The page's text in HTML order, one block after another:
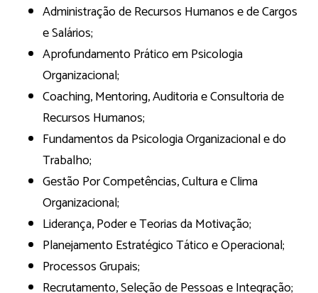
Administração de Recursos Humanos e de Cargos
e Salários;
Aprofundamento Prático em Psicologia
Organizacional;
Coaching, Mentoring, Auditoria e Consultoria de
Recursos Humanos;
Fundamentos da Psicologia Organizacional e do
Trabalho;
Gestão Por Competências, Cultura e Clima
Organizacional;
Liderança, Poder e Teorias da Motivação;
Planejamento Estratégico Tático e Operacional;
Processos Grupais;
Recrutamento, Seleção de Pessoas e Integração;